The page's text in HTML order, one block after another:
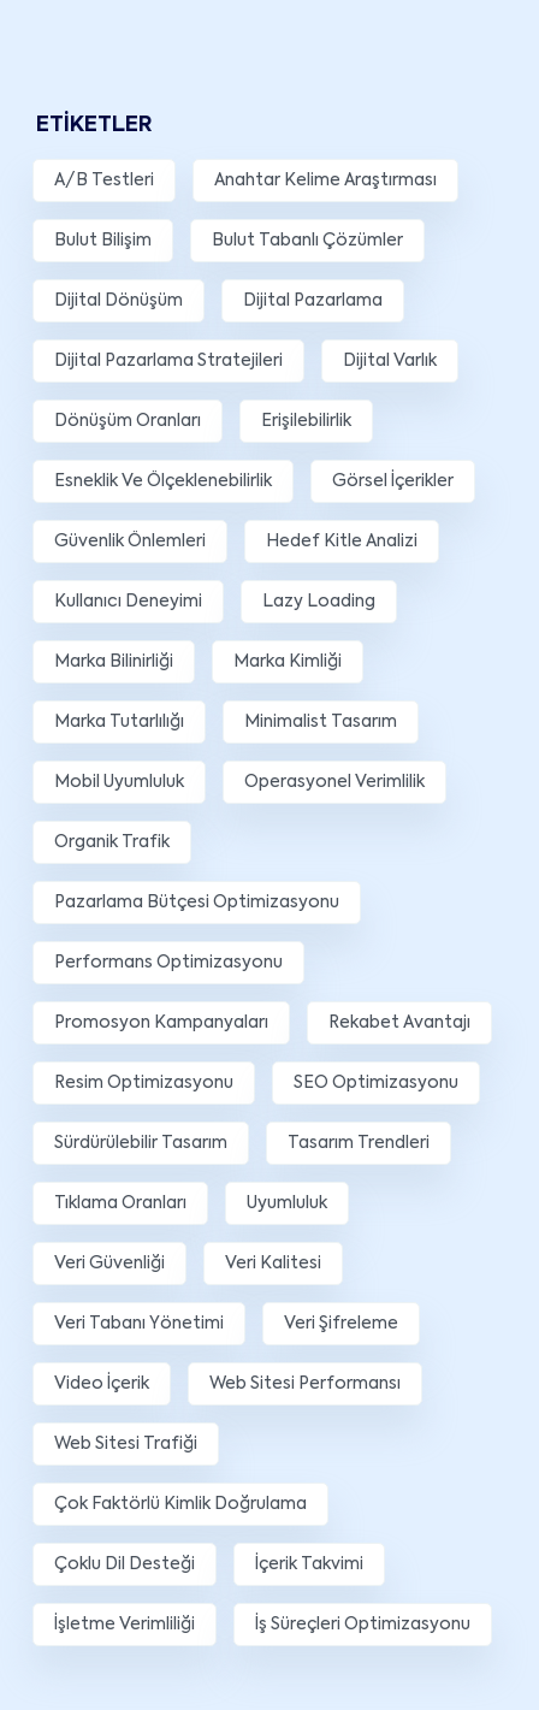
ETIKETLER
A/B Testleri Anahtar Kelime Araştırması
Bulut Bilişim Bulut Tabanlı Çözümler
Dijital Dönüşüm Dijital Pazarlama
Dijital Pazarlama Stratejileri Dijital Varlık
Dönüşüm Oranları Erişilebilirlik
Esneklik Ve Ölçeklenebilirlik Görsel İçerikler
Güvenlik Önlemleri Hedef Kitle Analizi
Kullanıcı Deneyimi Lazy Loading
Marka Bilinirliği Marka Kimliği
Marka Tutarlılığı Minimalist Tasarım
Mobil Uyumluluk Operasyonel Verimlilik
Organik Trafik
Pazarlama Bütçesi Optimizasyonu
Performans Optimizasyonu
Promosyon Kampanyaları Rekabet Avantajı
Resim Optimizasyonu SEO Optimizasyonu
Sürdürülebilir Tasarım Tasarım Trendleri
Tıklama Oranları Uyumluluk
Veri Güvenliği Veri Kalitesi
Veri Tabanı Yönetimi Veri Şifreleme
Video İçerik Web Sitesi Performansı
Web Sitesi Trafiği
Çok Faktörlü Kimlik Doğrulama
Çoklu Dil Desteği İçerik Takvimi
İşletme Verimliliği İş Süreçleri Optimizasyonu